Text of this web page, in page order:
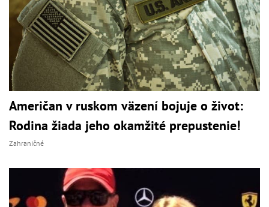
Američan v ruskom väzení bojuje o život:
Rodina žiada jeho okamžité prepustenie!
Zahraničné